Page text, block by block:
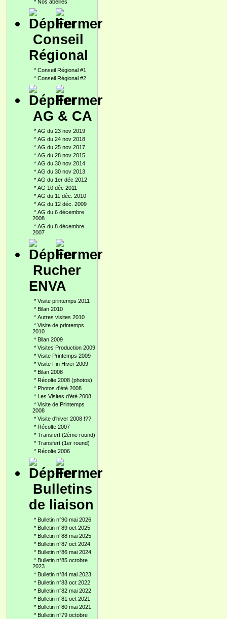
* Nos abeilles
Conseil
Régional
* Conseil Régional #1
* Conseil Régional #2
AG & CA
* AG du 23 nov 2019
* AG du 24 nov 2018
* AG du 25 nov 2017
* AG du 28 nov 2015
* AG du 30 nov 2014
* AG du 30 nov 2013
* AG du 1er déc 2012
* AG 10 déc 2011
* AG du 11 déc. 2010
* AG du 12 déc. 2009
* AG du 6 décembre
2008
* AG du 8 décembre
2007
Rucher
ENVA
* Visite printemps 2011
* Bilan 2010
* Autres visites 2010
* Visite de printemps
2010
* Bilan 2009
* Visites Production 2009
* Visite Printemps 2009
* Visite Fin Hiver 2009
* Bilan 2008
* Récolte 2008 (photos)
* Photos d'été 2008
* Les Visites d'été 2008
* Visite de Printemps
2008
* Visite d'hiver 2008 !??
* Récolte 2007
* Transfert (2ème round)
* Transfert (1er round)
* Récolte 2006
Bulletins
de liaison
* Bulletin n°90 mai 2026
* Bulletin n°89 oct 2025
* Bulletin n°88 mai 2025
* Bulletin n°87 oct 2024
* Bulletin n°86 mai 2024
* Bulletin n°85 octobre
2023
* Bulletin n°84 mai 2023
* Bulletin n°83 oct 2022
* Bulletin n°82 mai 2022
* Bulletin n°81 oct 2021
* Bulletin n°80 mai 2021
* Bulletin n°79 octobre